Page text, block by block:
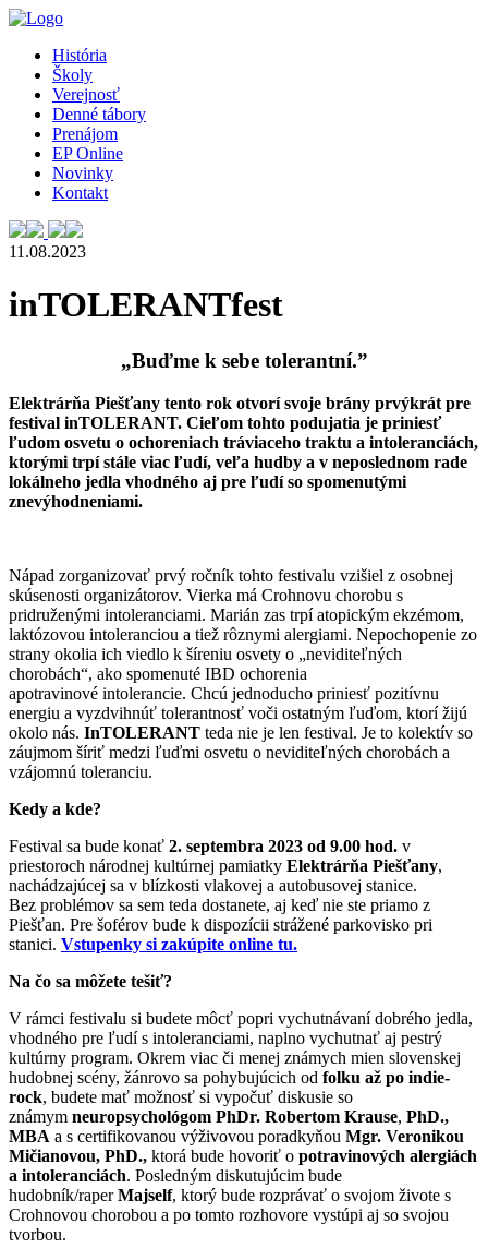
História
Školy
Verejnosť
Denné tábory
Prenájom
EP Online
Novinky
Kontakt
11.08.2023
inTOLERANTfest
„Buďme k sebe tolerantní.”
Elektrárňa Piešťany tento rok otvorí svoje brány prvýkrát pre
festival inTOLERANT. Cieľom tohto podujatia je priniesť
ľudom osvetu o ochoreniach tráviaceho traktu a intoleranciách,
ktorými trpí stále viac ľudí, veľa hudby a v neposlednom rade
lokálneho jedla vhodného aj pre ľudí so spomenutými
znevýhodneniami.
Nápad zorganizovať prvý ročník tohto festivalu vzišiel z osobnej
skúsenosti organizátorov. Vierka má Crohnovu chorobu s
pridruženými intoleranciami. Marián zas trpí atopickým ekzémom,
laktózovou intoleranciou a tiež rôznymi alergiami. Nepochopenie zo
strany okolia ich viedlo k šíreniu osvety o „neviditeľných
chorobách“, ako spomenuté IBD ochorenia
apotravinové intolerancie. Chcú jednoducho priniesť pozitívnu
energiu a vyzdvihnúť tolerantnosť voči ostatným ľuďom, ktorí žijú
okolo nás. InTOLERANT teda nie je len festival. Je to kolektív so
záujmom šíriť medzi ľuďmi osvetu o neviditeľných chorobách a
vzájomnú toleranciu.
Kedy a kde?
Festival sa bude konať 2. septembra 2023 od 9.00 hod. v
priestoroch národnej kultúrnej pamiatky Elektrárňa Piešťany,
nachádzajúcej sa v blízkosti vlakovej a autobusovej stanice.
Bez problémov sa sem teda dostanete, aj keď nie ste priamo z
Piešťan. Pre šoférov bude k dispozícii strážené parkovisko pri
stanici. Vstupenky si zakúpite online tu.
Na čo sa môžete tešiť?
V rámci festivalu si budete môcť popri vychutnávaní dobrého jedla,
vhodného pre ľudí s intoleranciami, naplno vychutnať aj pestrý
kultúrny program. Okrem viac či menej známych mien slovenskej
hudobnej scény, žánrovo sa pohybujúcich od folku až po indie-
rock, budete mať možnosť si vypočuť diskusie so
známym neuropsychológom PhDr. Robertom Krause, PhD.,
MBA a s certifikovanou výživovou poradkyňou Mgr. Veronikou
Mičianovou, PhD., ktorá bude hovoriť o potravinových alergiách
a intoleranciách. Posledným diskutujúcim bude
hudobník/raperMajself, ktorý bude rozprávať o svojom živote s
Crohnovou chorobou a po tomto rozhovore vystúpi aj so svojou
tvorbou.